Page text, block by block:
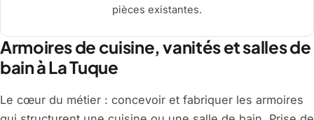
pièces existantes.
Armoires de cuisine, vanités et salles de
bain à La Tuque
Le cœur du métier : concevoir et fabriquer les armoires